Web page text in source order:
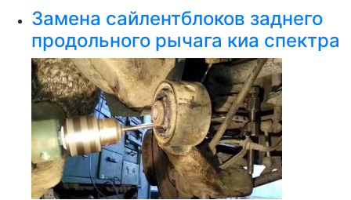
Замена сайлентблоков заднего
продольного рычага киа спектра